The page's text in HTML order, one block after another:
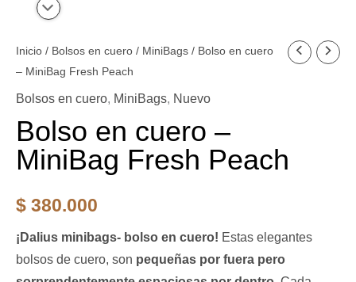
Inicio / Bolsos en cuero / MiniBags / Bolso en cuero
– MiniBag Fresh Peach
Bolsos en cuero, MiniBags, Nuevo
Bolso en cuero –
MiniBag Fresh Peach
$ 380.000
¡Dalius minibags- bolso en cuero! Estas elegantes
bolsos de cuero, son pequeñas por fuera pero